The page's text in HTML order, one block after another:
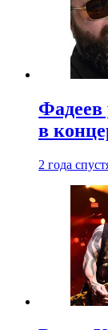
Фадеев
в
2 года